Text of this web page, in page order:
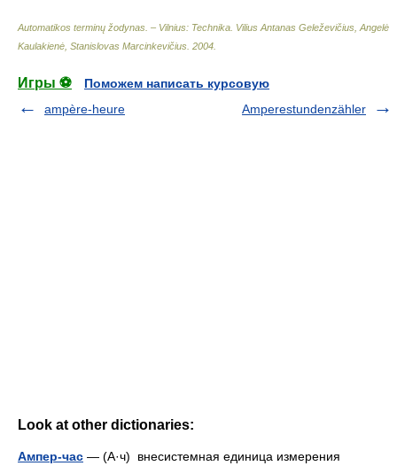
Automatikos terminų žodynas. – Vilnius: Technika Vilius Antanas Geleževičius, Angelė
Kaulakienė, Stanislovas Marcinkevičius 2004
Игры ⚽
Поможем написать курсовую
ampère-heure
Amperestundenzähler
Look at other dictionaries:
Ампер-час — (А·ч) внесистемная единица измерения